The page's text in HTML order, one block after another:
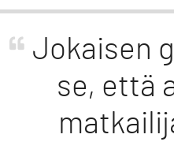
Jokaisen
se, että